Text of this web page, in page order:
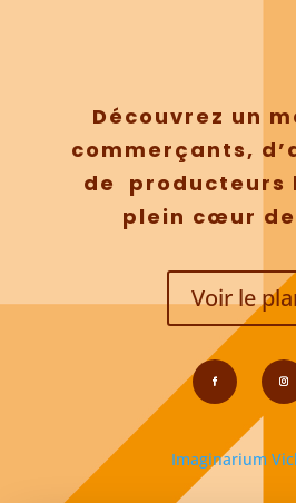
Découvrez un
commerçants,
de producteurs
plein cœur
Voir le
Imaginarium